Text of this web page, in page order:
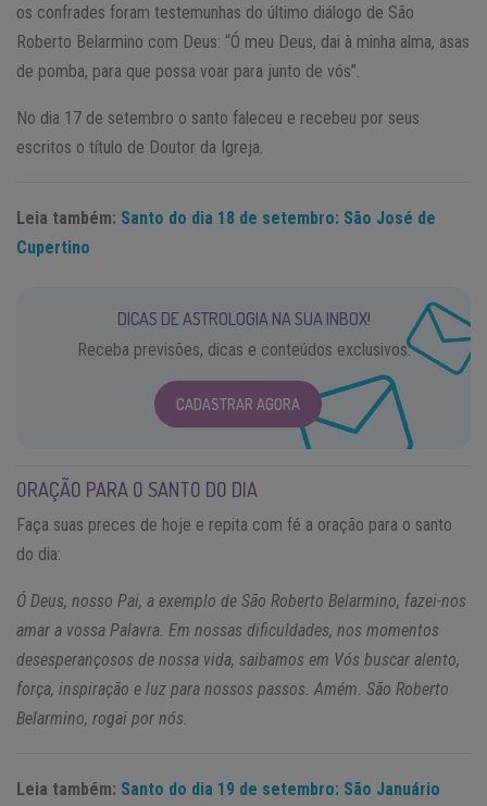
os confrades foram testemunhas do último diálogo de São
Roberto Belarmino com Deus: “Ó meu Deus, dai à minha alma, asas
de pomba, para que possa voar para junto de vós”.
No dia 17 de setembro o santo faleceu e recebeu por seus
escritos o título de Doutor da Igreja.
Leia também: Santo do dia 18 de setembro: São José de
Cupertino
DICAS DE ASTROLOGIA NA SUA INBOX!
Receba previsões, dicas e conteúdos exclusivos.
CADASTRAR AGORA
ORAÇÃO PARA O SANTO DO DIA
Faça suas preces de hoje e repita com fé a oração para o santo
do dia:
Ó Deus, nosso Pai, a exemplo de São Roberto Belarmino, fazei-nos
amar a vossa Palavra. Em nossas dificuldades, nos momentos
desesperançosos de nossa vida, saibamos em Vós buscar alento,
força, inspiração e luz para nossos passos. Amém. São Roberto
Belarmino, rogai por nós.
Leia também: Santo do dia 19 de setembro: São Januário